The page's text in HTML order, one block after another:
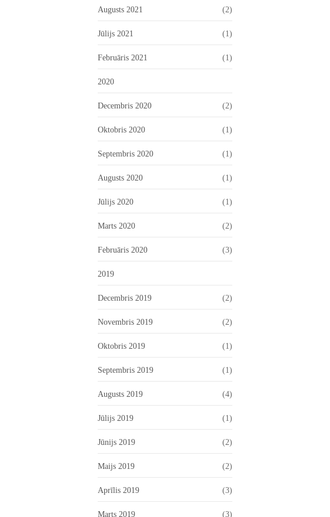
Augusts 2021 (2)
Jūlijs 2021 (1)
Februāris 2021 (1)
2020
Decembris 2020 (2)
Oktobris 2020 (1)
Septembris 2020 (1)
Augusts 2020 (1)
Jūlijs 2020 (1)
Marts 2020 (2)
Februāris 2020 (3)
2019
Decembris 2019 (2)
Novembris 2019 (2)
Oktobris 2019 (1)
Septembris 2019 (1)
Augusts 2019 (4)
Jūlijs 2019 (1)
Jūnijs 2019 (2)
Maijs 2019 (2)
Aprīlis 2019 (3)
Marts 2019 (3)